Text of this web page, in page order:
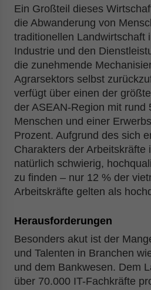
Ein Großteil dieses
die Abwanderung von
traditionellen Landwirtschaft
Industrie und den
die zunehmende
Agrarsektors selbst
verfügt über einen der
der ASEAN-Region mit rund
Menschen und einer
Prozent. Aufgrund des sich
Charakters der Arbeitskräfte
natürlich schwierig,
zu finden – nur 12 % der
Arbeitskräfte gelten als
Herausforderungen
Besonders akut ist der
und Talenten in Branchen
und dem Bankwesen. Dem
über 70.000 IT-Fachkräfte